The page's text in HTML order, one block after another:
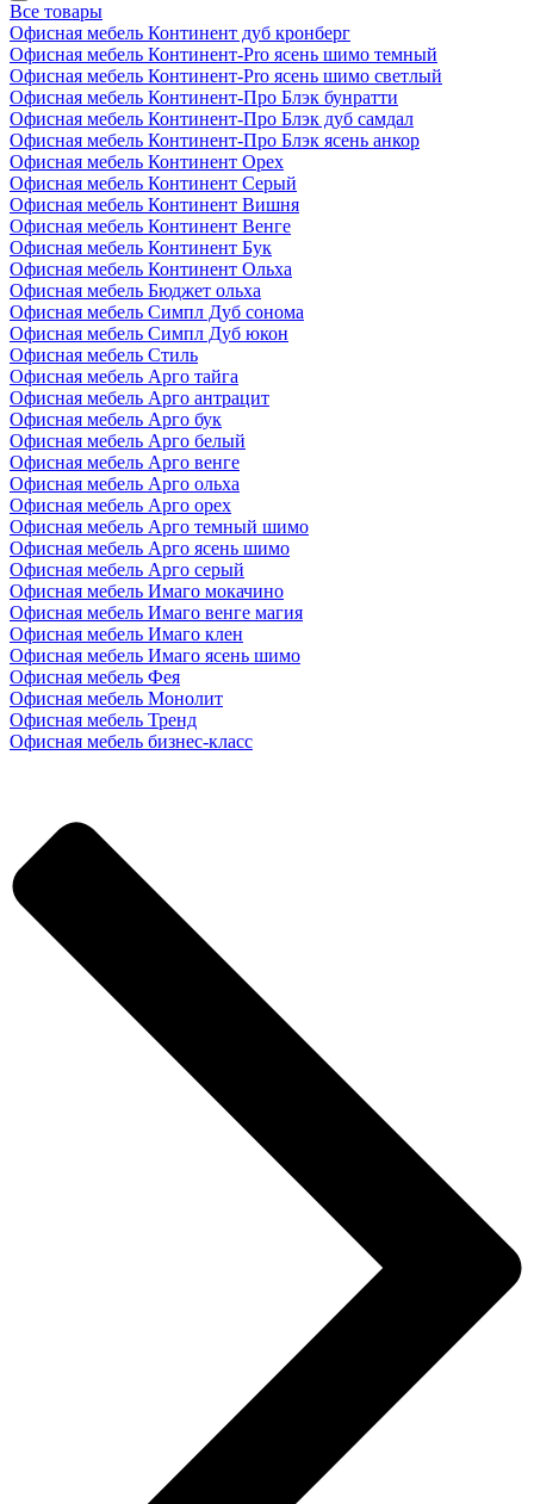
Все товары
Офисная мебель Континент дуб кронберг
Офисная мебель Континент-Pro ясень шимо темный
Офисная мебель Континент-Pro ясень шимо светлый
Офисная мебель Континент-Про Блэк бунратти
Офисная мебель Континент-Про Блэк дуб самдал
Офисная мебель Континент-Про Блэк ясень анкор
Офисная мебель Континент Орех
Офисная мебель Континент Серый
Офисная мебель Континент Вишня
Офисная мебель Континент Венге
Офисная мебель Континент Бук
Офисная мебель Континент Ольха
Офисная мебель Бюджет ольха
Офисная мебель Симпл Дуб сонома
Офисная мебель Симпл Дуб юкон
Офисная мебель Стиль
Офисная мебель Арго тайга
Офисная мебель Арго антрацит
Офисная мебель Арго бук
Офисная мебель Арго белый
Офисная мебель Арго венге
Офисная мебель Арго ольха
Офисная мебель Арго орех
Офисная мебель Арго темный шимо
Офисная мебель Арго ясень шимо
Офисная мебель Арго серый
Офисная мебель Имаго мокачино
Офисная мебель Имаго венге магия
Офисная мебель Имаго клен
Офисная мебель Имаго ясень шимо
Офисная мебель Фея
Офисная мебель Монолит
Офисная мебель Тренд
Офисная мебель бизнес-класс